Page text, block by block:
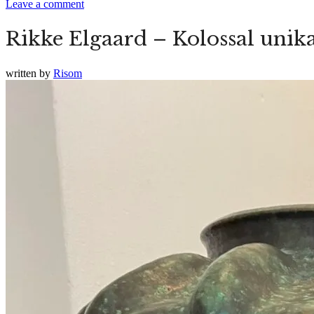
Leave a comment
Rikke Elgaard – Kolossal
written by Risom